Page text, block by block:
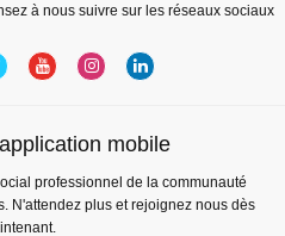
à nous suivre sur les réseaux sociaux
mobile
professionnel de la communauté
N'attendez plus et rejoignez nous dès